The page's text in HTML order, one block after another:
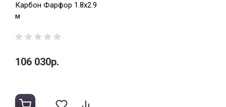
Карбон Фарфор 1.8х2.9
м
106 030р.